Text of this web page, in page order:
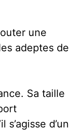
une
adeptes de
Sa taille
d’un